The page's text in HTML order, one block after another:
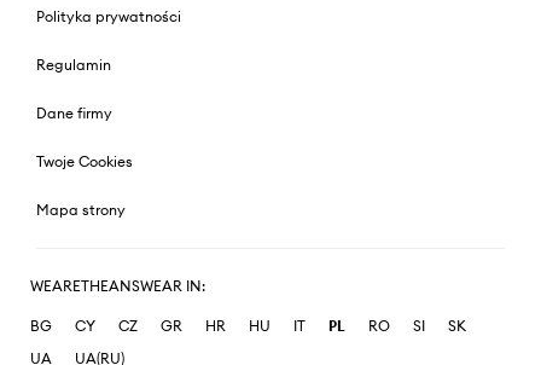
Polityka prywatności
Regulamin
Dane firmy
Twoje Cookies
Mapa strony
WEARETHEANSWEAR IN:
BG CY CZ GR HR HU IT PL RO SI
SK
UA
UA(RU)